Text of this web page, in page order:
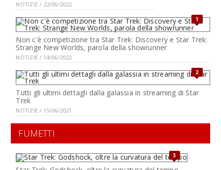
NOTIZIE / 22/06/2022
1
Non c'è competizione tra Star Trek: Discovery e Star Trek:
Strange New Worlds, parola della showrunner
NOTIZIE / 14/06/2022
2
Tutti gli ultimi dettagli dalla galassia in streaming di Star
Trek
NOTIZIE / 15/06/2021
FUMETTI
3